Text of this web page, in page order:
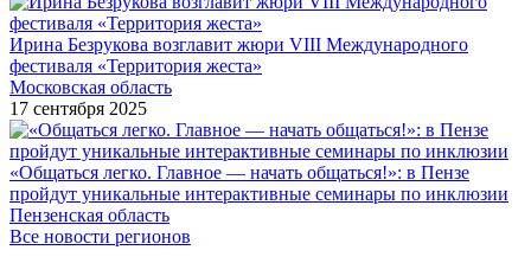
Ирина Безрукова возглавит жюри VIII Международного
фестиваля «Территория жеста»
Московская область
17 сентября 2025
«Общаться легко. Главное — начать общаться!»: в Пензе
пройдут уникальные интерактивные семинары по инклюзии
Пензенская область
Все новости регионов